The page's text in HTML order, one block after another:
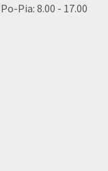
Po-Pia: 8.00 - 17.00